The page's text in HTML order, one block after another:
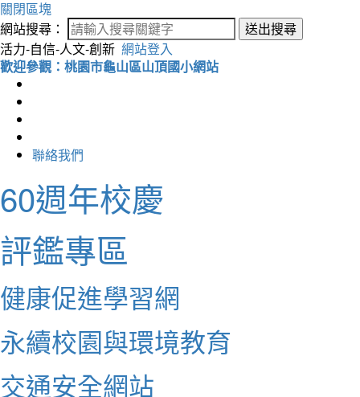
關閉區塊
網站搜尋：
送出搜尋
活力-自信-人文-創新 網站登入
歡迎參觀：桃園市龜山區山頂國小網站
聯絡我們
60週年校慶
評鑑專區
健康促進學習網
永續校園與環境教育
交通安全網站